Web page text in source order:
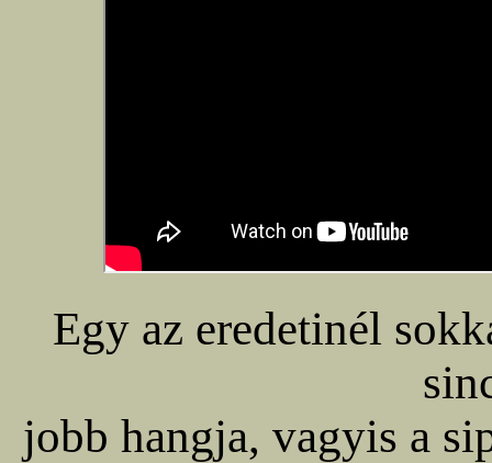
Egy az eredetinél
jobb hangja, vagyis a